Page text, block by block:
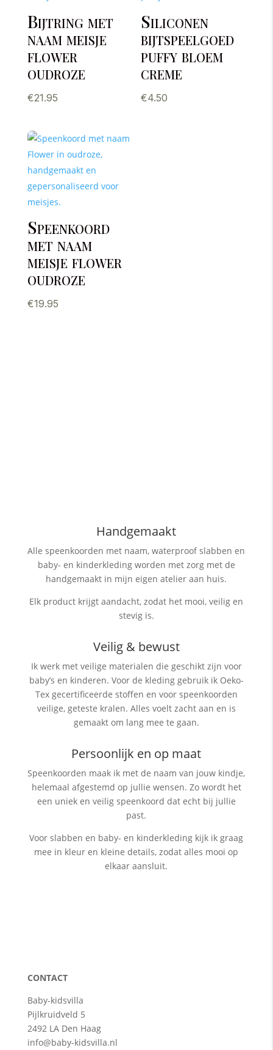
Bijtring met
naam meisje
flower
oudroze
€21.95
Siliconen
bijtspeelgoed
puffy bloem
creme
€4.50
Speenkoord
met naam
meisje flower
oudroze
€19.95
Handgemaakt
Alle speenkoorden met naam, waterproof slabbenen
baby- en kinderkleding worden met zorg met de
handgemaakt in mijn eigen atelier aan huis.
Elk product krijgt aandacht, zodat het mooi, veilig en
stevig is.
Veilig & bewust
Ik werk met veilige materialen die geschikt zijn voor
baby’s en kinderen. Voor de kleding gebruik ik Oeko-
Tex gecertificeerde stoffen en voor speenkoorden
veilige, geteste kralen. Alles voelt zacht aan en is
gemaakt om lang mee te gaan.
Persoonlijk en op maat
Speenkoorden maak ik met de naam van jouw kindje,
helemaal afgestemd op jullie wensen. Zo wordt het
een uniek en veilig speenkoord dat echt bij jullie
past.
Voor slabben en baby- en kinderkleding kijk ik graag
mee in kleur en kleine details, zodat alles mooi op
elkaar aansluit.
CONTACT
Baby-kidsvilla
Pijlkruidveld 5
2492 LA Den Haag
info@baby-kidsvilla.nl